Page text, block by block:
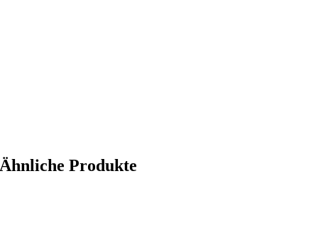
Ähnliche Produkte